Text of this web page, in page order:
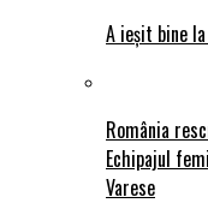
A ieșit bine la
România
Echipajul
Varese